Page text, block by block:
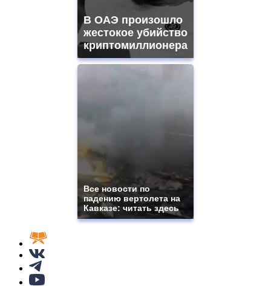
В ОАЭ произошло
жестокое убийство
криптомиллионера
Все новости по
падению вертолета на
Кавказе: читать здесь